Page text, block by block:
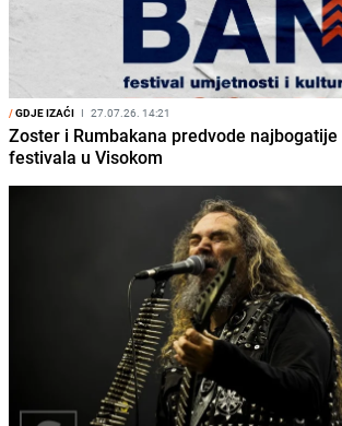
/GDJE IZAĆI I 27.07.26. 14:21
Zoster i Rumbakana predvode
festivala u Visokom